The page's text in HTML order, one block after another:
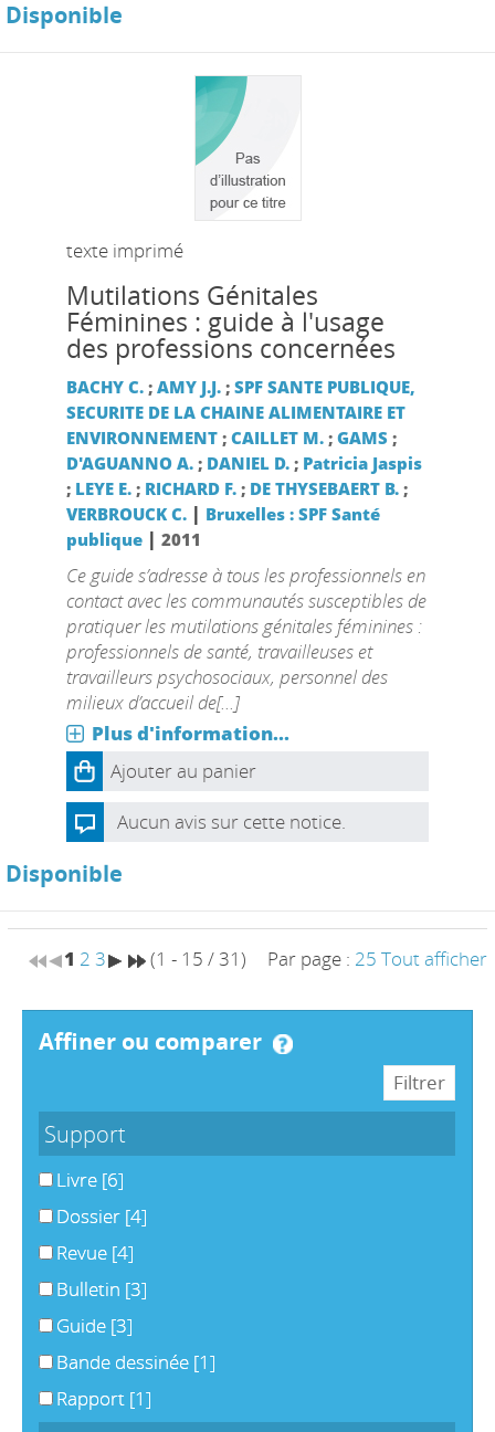
Disponible
texte imprimé
Mutilations Génitales
Féminines : guide à l'usage
des professions concernées
BACHY C.; AMY J.J.; SPF SANTE PUBLIQUE,
SECURITE DE LA CHAINE ALIMENTAIRE ET
ENVIRONNEMENT; CAILLET M.; GAMS;
D'AGUANNO A.; DANIEL D.; Patricia Jaspis
; LEYE E.; RICHARD F.; DE THYSEBAERT B.;
VERBROUCK C. | Bruxelles : SPF Santé
publique| 2011
Ce guide s’adresse à tous les professionnels en
contact avec les communautés susceptibles de
pratiquer les mutilations génitales féminines :
professionnels de santé, travailleuses et
travailleurs psychosociaux, personnel des
milieux d’accueil de[...]
Plus d'information...
Ajouter au panier
Aucun avis sur cette notice.
Disponible
1 2 3 (1 - 15 / 31) Par page : 25 Tout afficher
affiner ou comparer
Support
Livre [6]
Dossier [4]
Revue [4]
Bulletin [3]
Guide [3]
Bande dessinée [1]
Rapport [1]